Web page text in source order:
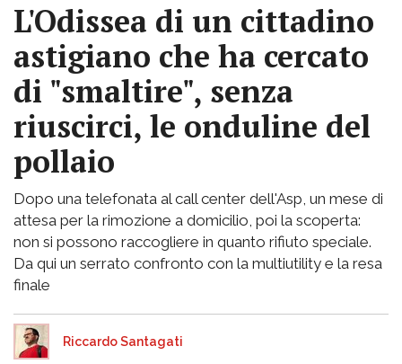
L'Odissea di un cittadino
astigiano che ha cercato
di "smaltire", senza
riuscirci, le onduline del
pollaio
Dopo una telefonata al call center dell'Asp, un mese di
attesa per la rimozione a domicilio, poi la scoperta:
non si possono raccogliere in quanto rifiuto speciale.
Da qui un serrato confronto con la multiutility e la resa
finale
Riccardo Santagati